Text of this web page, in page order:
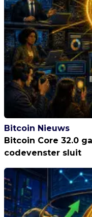
Bitcoin Nieuws
Bitcoin Core 32.0
codevenster sluit